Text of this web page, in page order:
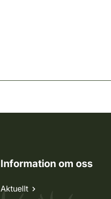
Information om oss
Aktuellt